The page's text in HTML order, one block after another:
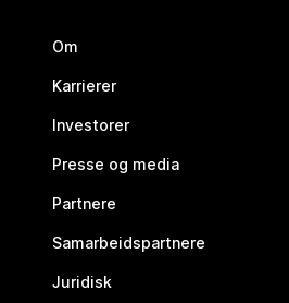
Om
Karrierer
Investorer
Presse og media
Partnere
Samarbeidspartnere
Juridisk